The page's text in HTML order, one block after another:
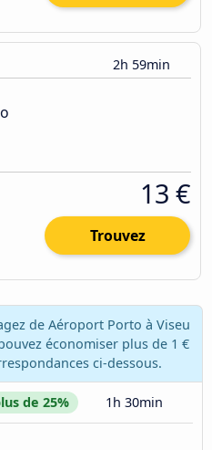
2h 59min
13 €
Trouvez
de Aéroport Porto à Viseu
économiser plus de 1 €
ci-dessous.
de 25% 1h 30min